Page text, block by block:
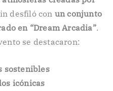
desfiló con un conjunto
en “Dream Arcadia”.
se destacaron:
sostenibles
icónicas